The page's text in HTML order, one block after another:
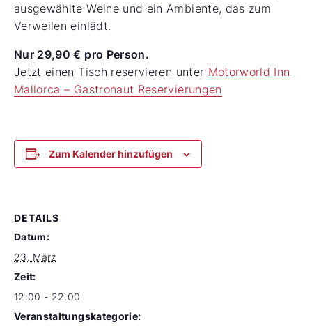
ausgewählte Weine und ein Ambiente, das zum
Verweilen einlädt.
Nur 29,90 € pro Person.
Jetzt einen Tisch reservieren unter Motorworld Inn
Mallorca – Gastronaut Reservierungen
Zum Kalender hinzufügen
DETAILS
Datum:
23. März
Zeit:
12:00 - 22:00
Veranstaltungskategorie: